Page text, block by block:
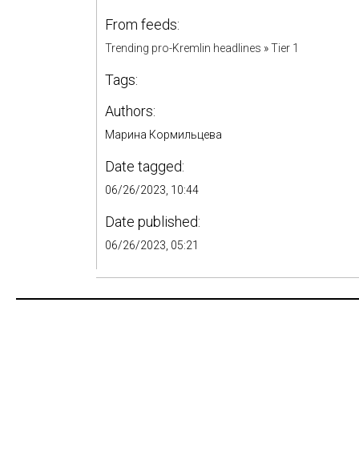
From feeds:
Trending pro-Kremlin headlines »Tier 1
Tags:
Authors:
Марина Кормильцева
Date tagged:
06/26/2023, 10:44
Date published:
06/26/2023, 05:21